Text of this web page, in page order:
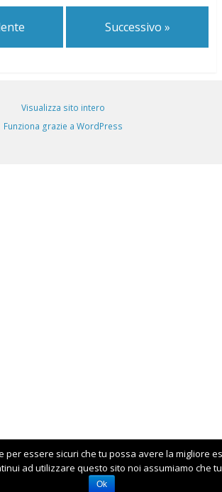
Successivo »
Visualizza sito intero
Funziona grazie a WordPress
per essere sicuri che tu possa avere la migliore
ad utilizzare questo sito noi assumiamo che
Ok